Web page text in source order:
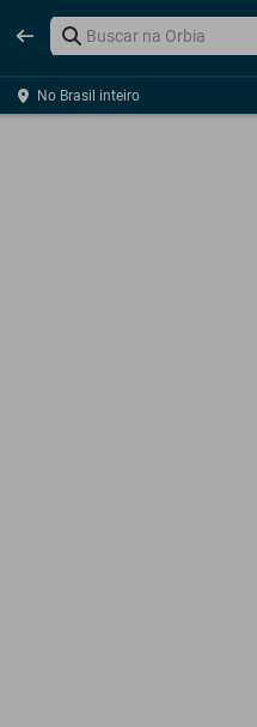
No Brasil inteiro